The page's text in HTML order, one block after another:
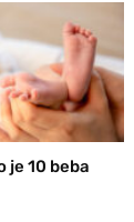
je 10 beba